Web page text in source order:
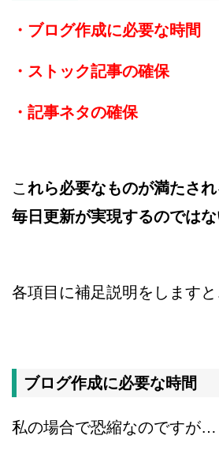
・ブログ作成に必要な時間
・ストック記事の確保
・記事ネタの確保
こ れら必要なものが満たさ
毎日更新が実現するのではな
各項目に補足説明をします
ブログ作成に必要な時間
私の場合で恐縮なのですが…